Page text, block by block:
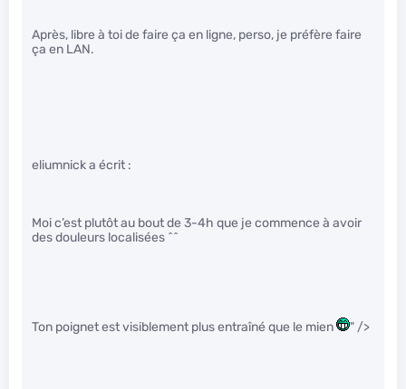
Après, libre à toi de faire ça en ligne, perso, je préfère faire
ça en LAN.
eliumnick a écrit :
Moi c’est plutôt au bout de 3-4h que je commence à avoir
des douleurs localisées ^^
Ton poignet est visiblement plus entraîné que le mien " />